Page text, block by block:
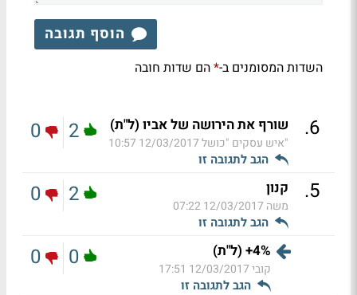
הוסף תגובה
השדות המסומנים ב-*הם שדות חובה
6
. שורף את הירושה של אביו (ל"ת)
"איש עסקים "כושל12/03/2017 10:57
הגב לתגובה זו
2
0
5
. קנון
משה 12/03/2017 07:22
הגב לתגובה זו
2
0
4%+ (ל"ת)
קובי12/03/2017 17:51
הגב לתגובה זו
0
0